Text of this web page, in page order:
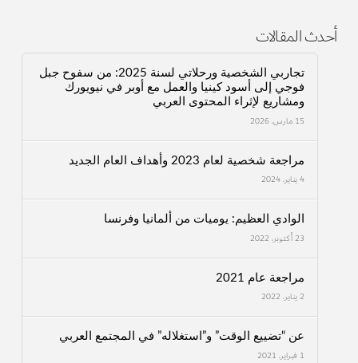
أحدث المقالات
تجاربي الشخصية ورحلاتي لسنة 2025: من سفوح جبل
فوجي إلى أسود كينيا والعمل مع أوبر في نيويورك
ومشاريع لإثراء المحتوى العربي
15 مارس، 2026
مراجعة شخصية لعام 2023 وأهداف العام الجديد
4 يناير، 2024
الوادي العظيم: يوميات من ألمانيا وفرنسا
23 أكتوبر، 2022
مراجعة عام 2021
2 يناير، 2022
عن “تضييع الوقت” و”استغلاله” في المجتمع العربي
1 فبراير، 2021